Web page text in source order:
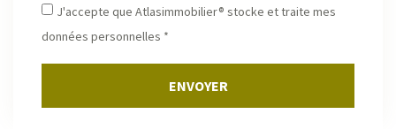
J'accepte que Atlasimmobilier® stocke et traite mes
données personnelles *
ENVOYER